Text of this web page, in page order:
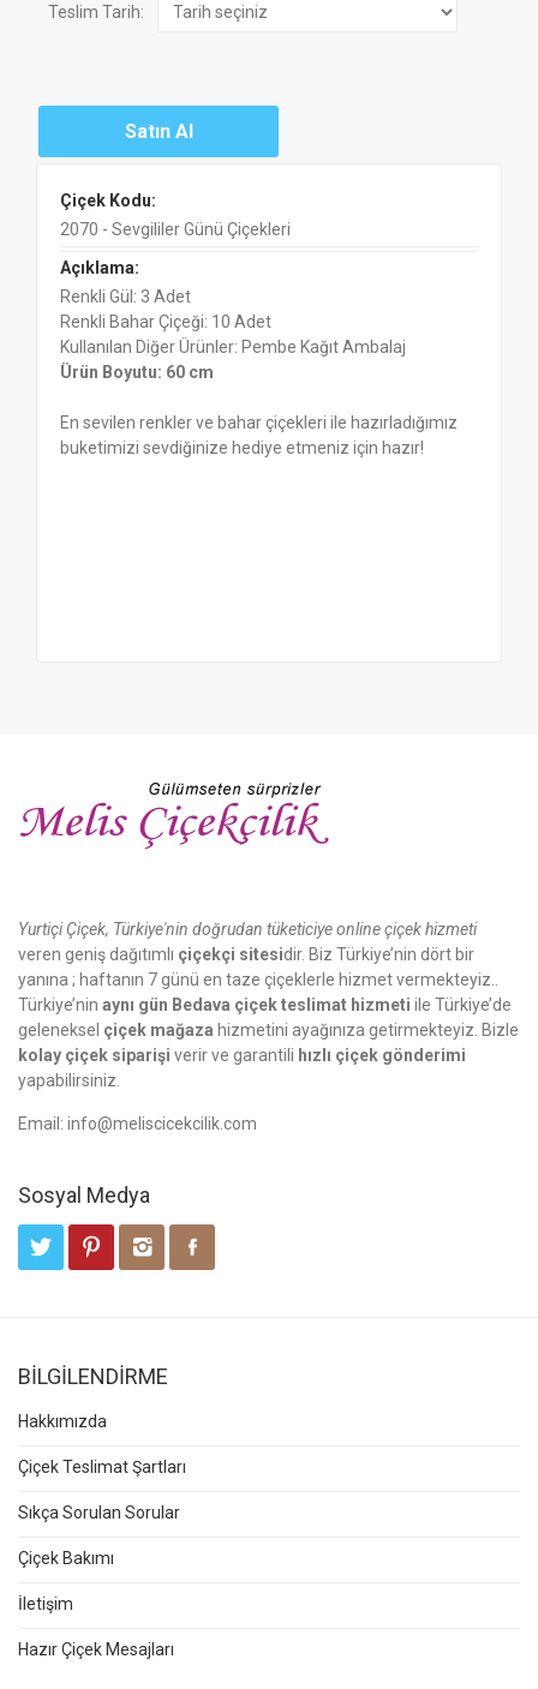
Teslim Tarih:
Çiçek Kodu:
2070 - Sevgililer Günü Çiçekleri
Açıklama:
Renkli Gül: 3 Adet
Renkli Bahar Çiçeği: 10 Adet
Kullanılan Diğer Ürünler: Pembe Kağıt Ambalaj
Ürün Boyutu: 60 cm
En sevilen renkler ve bahar çiçekleri ile hazırladığımız
buketimizi sevdiğinize hediye etmeniz için hazır!
Yurtiçi Çiçek, Türkiye'nin doğrudan tüketiciye online çiçek hizmeti
veren geniş dağıtımlı çiçekçi sitesidir. Biz Türkiye’nin dört bir
yanına ; haftanın 7 günü en taze çiçeklerle hizmet vermekteyiz..
Türkiye’nin aynı gün Bedava çiçek teslimat hizmeti ile Türkiye’de
geleneksel çiçek mağaza hizmetini ayağınıza getirmekteyiz. Bizle
kolay çiçek siparişi verir ve garantili hızlı çiçek gönderimi
yapabilirsiniz.
Email: info@meliscicekcilik.com
Sosyal Medya
BİLGİLENDİRME
Hakkımızda
Çiçek Teslimat Şartları
Sıkça Sorulan Sorular
Çiçek Bakımı
İletişim
Hazır Çiçek Mesajları